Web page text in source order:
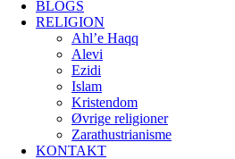
BLOGS
RELIGION
Ahl’e Haqq
Alevi
Ezidi
Islam
Kristendom
Øvrige religioner
Zarathustrianisme
KONTAKT